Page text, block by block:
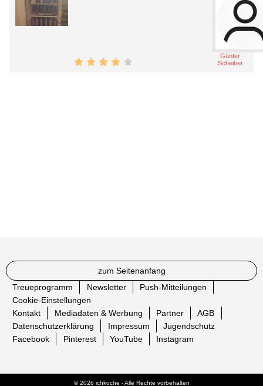
Günter
Scheiber
zum Seitenanfang
Treueprogramm
Newsletter
Push-Mitteilungen
Cookie-Einstellungen
Kontakt
Mediadaten & Werbung Partner
AGB
Datenschutzerklärung
Impressum
Jugendschutz
Facebook
Pinterest YouTube Instagram
© 2026 ichkoche - Alle Rechte vorbehalten